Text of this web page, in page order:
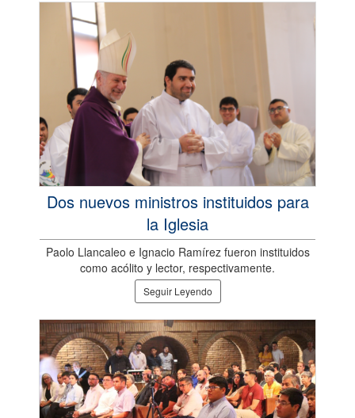
Dos nuevos ministros instituidos para
la Iglesia
Paolo Llancaleo e Ignacio Ramírez fueron instituidos
como acólito y lector, respectivamente.
Seguir Leyendo